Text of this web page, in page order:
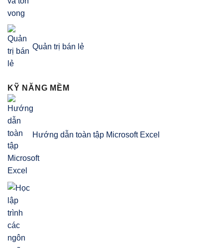
Quản trị bán lẻ
KỸ NĂNG MỀM
Hướng dẫn toàn tập Microsoft Excel